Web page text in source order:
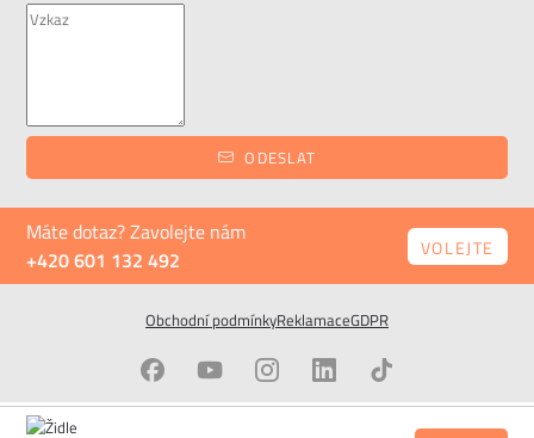
ODESLAT
Máte dotaz? Zavolejte nám
+420 601 132 492
VOLEJTE
Obchodní podmínkyReklamaceGDPR